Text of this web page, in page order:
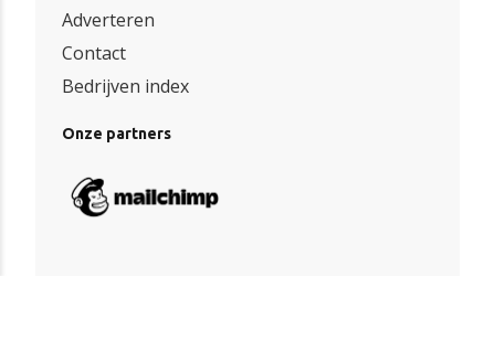
Adverteren
Contact
Bedrijven index
Onze partners